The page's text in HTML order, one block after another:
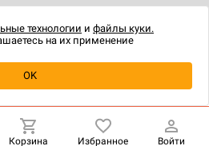
о наличии
Корзина Избранное Войти
технологии и файлы куки.
на их применение
OK